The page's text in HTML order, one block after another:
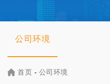
公司环境
首页 - 公司环境